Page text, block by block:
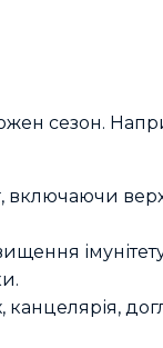
сезон.
включаючи
канцелярія,